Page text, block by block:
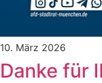
10. März 2026
Danke für